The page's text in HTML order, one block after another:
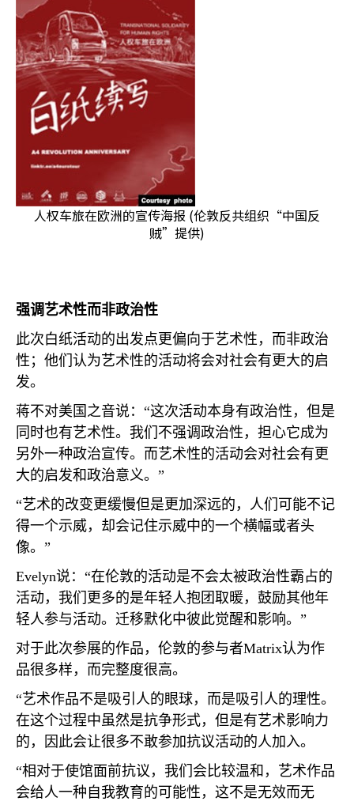
人权车旅在欧洲的宣传海报 (伦敦反共组织“中国反
贼”提供)
强调艺术性而非政治性
此次白纸活动的出发点更偏向于艺术性，而非政治
性；他们认为艺术性的活动将会对社会有更大的启
发。
蒋不对美国之音说：“这次活动本身有政治性，但是
同时也有艺术性。我们不强调政治性，担心它成为
另外一种政治宣传。而艺术性的活动会对社会有更
大的启发和政治意义。”
“艺术的改变更缓慢但是更加深远的，人们可能不记
得一个示威，却会记住示威中的一个横幅或者头
像。”
Evelyn说：“在伦敦的活动是不会太被政治性霸占的
活动，我们更多的是年轻人抱团取暖，鼓励其他年
轻人参与活动。迁移默化中彼此觉醒和影响。”
对于此次参展的作品，伦敦的参与者Matrix认为作
品很多样，而完整度很高。
“艺术作品不是吸引人的眼球，而是吸引人的理性。
在这个过程中虽然是抗争形式，但是有艺术影响力
的，因此会让很多不敢参加抗议活动的人加入。
“相对于使馆面前抗议，我们会比较温和，艺术作品
会给人一种自我教育的可能性，这不是无效而无